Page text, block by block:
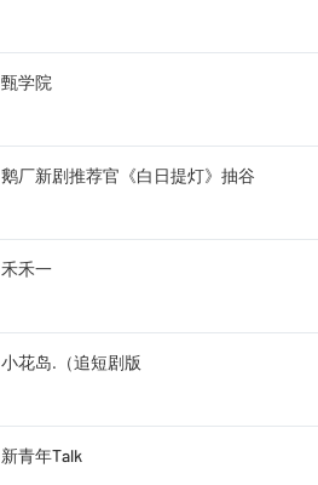
甄学院
鹅厂新剧推荐官《白日提灯》抽谷
禾禾一
小花岛.（追短剧版
新青年Talk